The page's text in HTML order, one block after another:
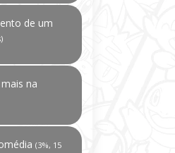
de um
na
(3%, 15